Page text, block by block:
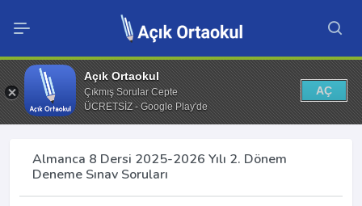
Açık Ortaokul
Çıkmış Sorular Cepte
ÜCRETSİZ - Google Play'de
AÇ
Almanca 8 Dersi 2025-2026 Yılı 2. Dönem
Deneme Sınav Soruları